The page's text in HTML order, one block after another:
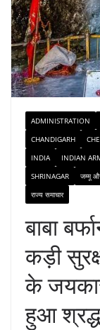
ADMINISTRATION
CHANDIGARH
INDIA
INDIAN
SHRINAGAR
जम्मू
राज्य समाचार
बाबा
कड़ी
के
हुआ